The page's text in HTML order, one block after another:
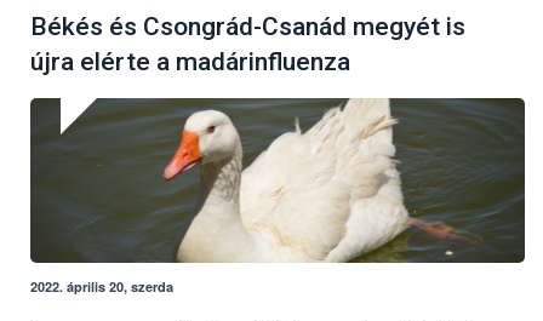
Békés és Csongrád-Csanád megyét is
újra elérte a madárinfluenza
2022. április 20, szerda